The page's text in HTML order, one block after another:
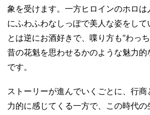
象を受けます。一方ヒロインのホロは
にふわふわなしっぽで美人な姿をし
とは逆にお酒好きで、喋り方も“わっ
昔の花魁を思わせるかのような魅力的
です。
ストーリーが進んでいくごとに、行
力的に感じてくる一方で、この時代の